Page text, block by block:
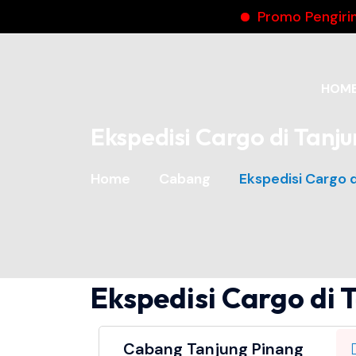
Promo
Ekspedisi Cargo di
Home Cabang Ekspedisi Cargo
Ekspedisi Cargo di
Cabang Tanjung Pinang